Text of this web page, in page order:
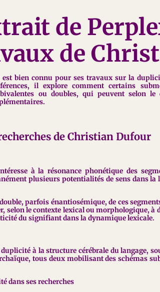
de
de
bien connu pour ses travaux sur la
il explore comment certains
ou doubles, qui peuvent selon le
de Christian Dufour
à la résonance phonétique des
plusieurs potentialités de sens dans la
parfois énantiosémique, de ces
selon le contexte lexical ou morphologique,
du signifiant dans la dynamique lexicale.
à la structure cérébrale du langage,
tous deux mobilisant des schémas
dans ses recherches